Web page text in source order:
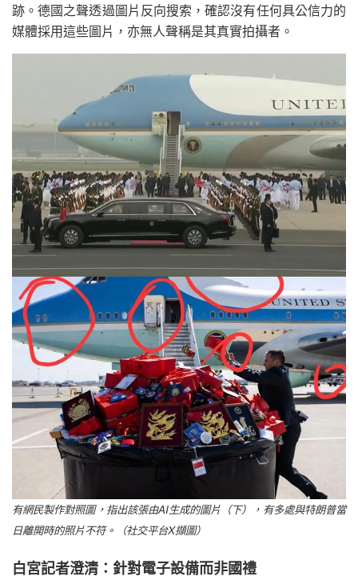
跡。德國之聲透過圖片反向搜索，確認沒有任何具公信力的
媒體採用這些圖片，亦無人聲稱是其真實拍攝者。
有網民製作對照圖，指出該張由AI生成的圖片（下），有多處與特朗普當
日離開時的照片不符。（社交平台X擷圖）
白宮記者澄清：針對電子設備而非國禮